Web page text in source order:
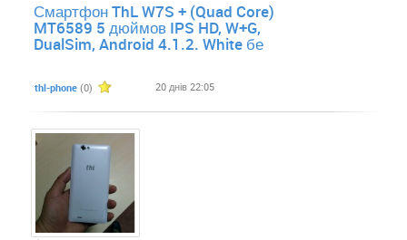
Смартфон ThL W7S + (Quad Core)
MT6589 5 дюймов IPS HD, W+G,
DualSim, Android 4.1.2. White бе
thl-phone (0) 20 днів 22:05